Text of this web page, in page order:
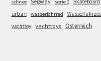
schnee serie 2
urban wasserfahrrad
yachttoy yachttoys Österreich